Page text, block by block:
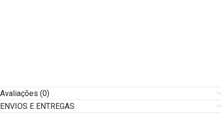
Avaliações (0)
ENVIOS E ENTREGAS